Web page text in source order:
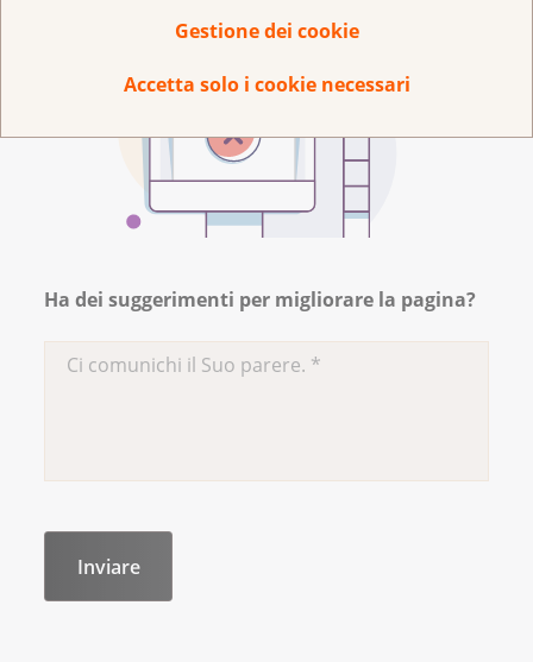
Gestione dei cookie
Accetta solo i cookie necessari
Ha dei suggerimenti per migliorare la pagina?